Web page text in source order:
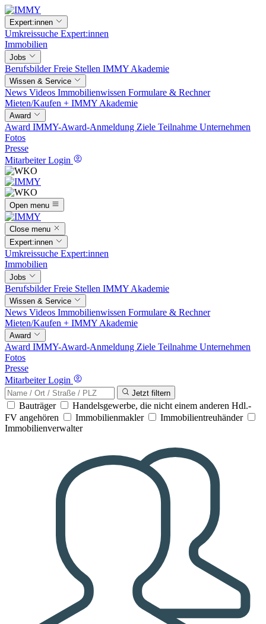
Expert:innen
Umkreissuche Expert:innen
Immobilien
Jobs
BerufsbilderFreie Stellen IMMY Akademie
Wissen & Service
News Videos Immobilienwissen Formulare & Rechner
Mieten/Kaufen + IMMY Akademie
Award
Award IMMY-Award-Anmeldung Ziele Teilnahme Unternehmen
Fotos
Presse
Mitarbeiter Login
Open menu
Close menu
Expert:innen
Umkreissuche Expert:innen
Immobilien
Jobs
BerufsbilderFreie Stellen IMMY Akademie
Wissen & Service
News Videos Immobilienwissen Formulare & Rechner
Mieten/Kaufen + IMMY Akademie
Award
Award IMMY-Award-Anmeldung Ziele Teilnahme Unternehmen
Fotos
Presse
Mitarbeiter Login
Jetzt filtern
Bauträger
Handelsgewerbe, die nicht einem anderen Hdl.-
FV angehören
Immobilienmakler
Immobilientreuhänder
Immobilienverwalter